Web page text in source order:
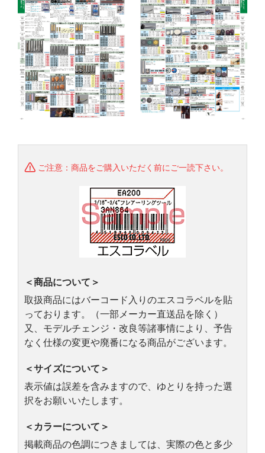
ご注意：商品をご購入いただく前にご一読下さい。
＜商品について＞
取扱商品にはバーコード入りのエスコラベルを貼
っております。（一部メーカー直送品を除く）
又、モデルチェンジ・改良等諸事情により、予告
なく仕様の変更や廃番になる商品がございます。
＜サイズについて＞
表示値は誤差を含みますので、ゆとりを持った選
択をお願いいたします。
＜カラーについて＞
掲載商品の色調につきましては、実際の色と多少